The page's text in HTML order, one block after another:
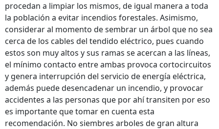
procedan a limpiar los mismos, de igual manera a toda
la población a evitar incendios forestales. Asimismo,
considerar al momento de sembrar un árbol que no sea
cerca de los cables del tendido eléctrico, pues cuando
estos son muy altos y sus ramas se acercan a las líneas,
el mínimo contacto entre ambas provoca cortocircuitos
y genera interrupción del servicio de energía eléctrica,
además puede desencadenar un incendio, y provocar
accidentes a las personas que por ahí transiten por eso
es importante que tomar en cuenta esta
recomendación. No siembres arboles de gran altura